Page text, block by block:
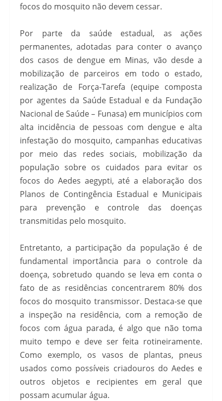
focos do mosquito não devem cessar.
Por parte da saúde estadual, as ações
permanentes, adotadas para conter o avanço
dos casos de dengue em Minas, vão desde a
mobilização de parceiros em todo o estado,
realização de Força-Tarefa (equipe composta
por agentes da Saúde Estadual e da Fundação
Nacional de Saúde – Funasa) em municípios com
alta incidência de pessoas com dengue e alta
infestação do mosquito, campanhas educativas
por meio das redes sociais, mobilização da
população sobre os cuidados para evitar os
focos do Aedes aegypti, até a elaboração dos
Planos de Contingência Estadual e Municipais
para prevenção e controle das doenças
transmitidas pelo mosquito.
Entretanto, a participação da população é de
fundamental importância para o controle da
doença, sobretudo quando se leva em conta o
fato de as residências concentrarem 80% dos
focos do mosquito transmissor. Destaca-se que
a inspeção na residência, com a remoção de
focos com água parada, é algo que não toma
muito tempo e deve ser feita rotineiramente.
Como exemplo, os vasos de plantas, pneus
usados como possíveis criadouros do Aedes e
outros objetos e recipientes em geral que
possam acumular água.